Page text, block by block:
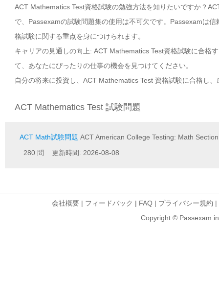
ACT Mathematics Test資格試験の勉強方法を知りたいですか？
で、Passexamの試験問題集の使用は不可欠です。Passexamは
格試験に関する重点を身につけられます。
キャリアの見通しの向上: ACT Mathematics Test資格試験に合格
て、あなたにぴったりの仕事の機会を見つけてください。
自分の将来に投資し、ACT Mathematics Test 資格試験に合格し
ACT Mathematics Test 試験問題
ACT Math試験問題 ACT American College Testing: Math Section
280 問 更新時間: 2026-08-08
会社概要 | フィードバック | FAQ | プライバシー規約 |
Copyright © Passexam